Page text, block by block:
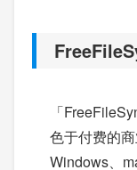
「
色于付费的
Windows、